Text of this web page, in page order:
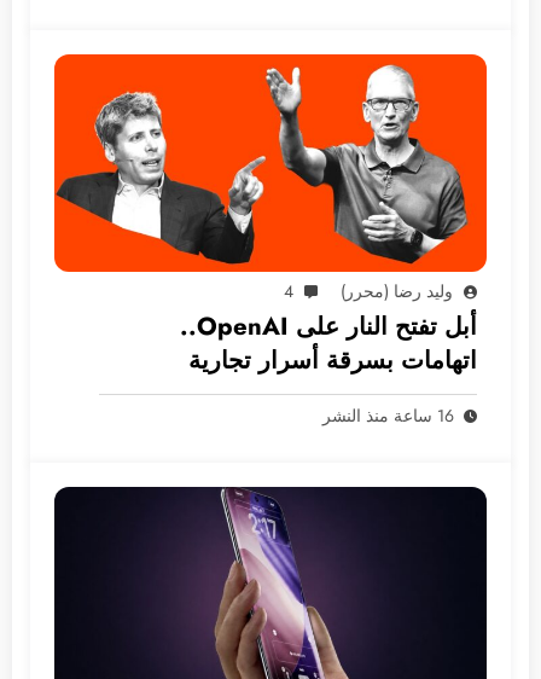
وليد رضا (محرر) 4
أبل تفتح النار على OpenAI..
اتهامات بسرقة أسرار تجارية
16 ساعة منذ النشر